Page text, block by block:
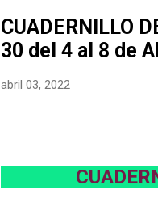
CUADERNILLO
30 del 4 al 8 de
abril 03, 2022